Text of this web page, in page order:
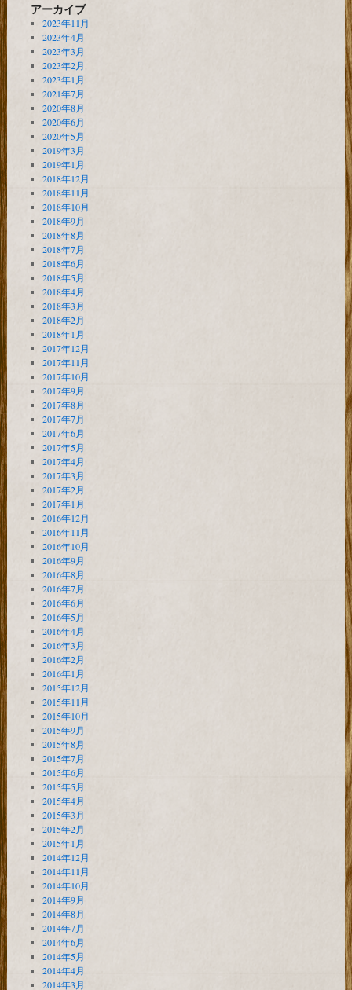
アーカイブ
2023年11月
2023年4月
2023年3月
2023年2月
2023年1月
2021年7月
2020年8月
2020年6月
2020年5月
2019年3月
2019年1月
2018年12月
2018年11月
2018年10月
2018年9月
2018年8月
2018年7月
2018年6月
2018年5月
2018年4月
2018年3月
2018年2月
2018年1月
2017年12月
2017年11月
2017年10月
2017年9月
2017年8月
2017年7月
2017年6月
2017年5月
2017年4月
2017年3月
2017年2月
2017年1月
2016年12月
2016年11月
2016年10月
2016年9月
2016年8月
2016年7月
2016年6月
2016年5月
2016年4月
2016年3月
2016年2月
2016年1月
2015年12月
2015年11月
2015年10月
2015年9月
2015年8月
2015年7月
2015年6月
2015年5月
2015年4月
2015年3月
2015年2月
2015年1月
2014年12月
2014年11月
2014年10月
2014年9月
2014年8月
2014年7月
2014年6月
2014年5月
2014年4月
2014年3月